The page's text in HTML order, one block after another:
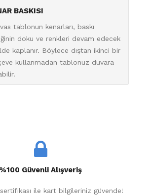
BASKISI
tablonun kenarları, baskı
doku ve renkleri devam edecek
kaplanır. Böylece dıştan ikinci bir
kullanmadan tablonuz duvara
%100 Güvenli Alışveriş
ile kart bilgileriniz güvende!